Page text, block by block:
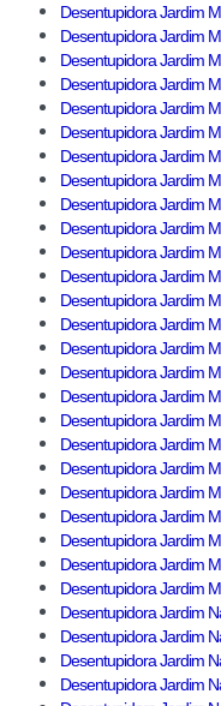
Desentupidora Jardim
Desentupidora Jardim
Desentupidora Jardim
Desentupidora Jardim
Desentupidora Jardim
Desentupidora Jardim
Desentupidora Jardim
Desentupidora Jardim
Desentupidora Jardim
Desentupidora Jardim
Desentupidora Jardim
Desentupidora Jardim
Desentupidora Jardim
Desentupidora Jardim
Desentupidora Jardim
Desentupidora Jardim
Desentupidora Jardim
Desentupidora Jardim
Desentupidora Jardim
Desentupidora Jardim
Desentupidora Jardim
Desentupidora Jardim
Desentupidora Jardim
Desentupidora Jardim
Desentupidora Jardim
Desentupidora Jardim
Desentupidora Jardim
Desentupidora Jardim
Desentupidora Jardim